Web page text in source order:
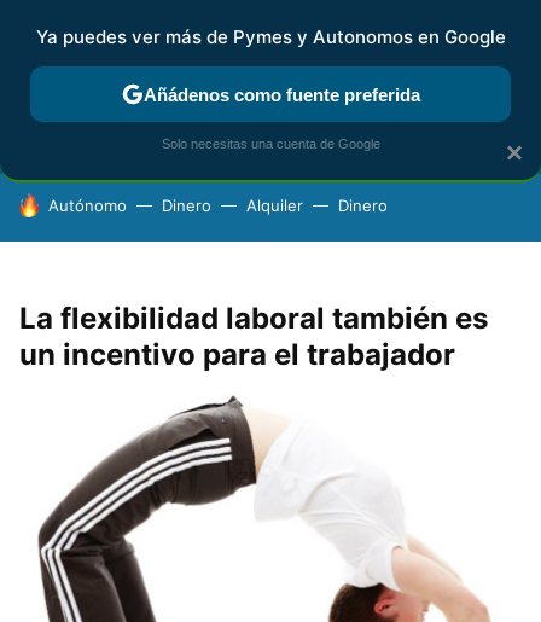
FISCALIDAD Y CONTABILIDAD KIT DIGITAL RENTA
HOY SE HABLA DE
Autónomo Dinero Alquiler Dinero
La flexibilidad laboral también es
un incentivo para el trabajador
×
Ya puedes ver más de Pymes y Autonomos en Google
Añádenos como fuente preferida
Solo necesitas una cuenta de Google